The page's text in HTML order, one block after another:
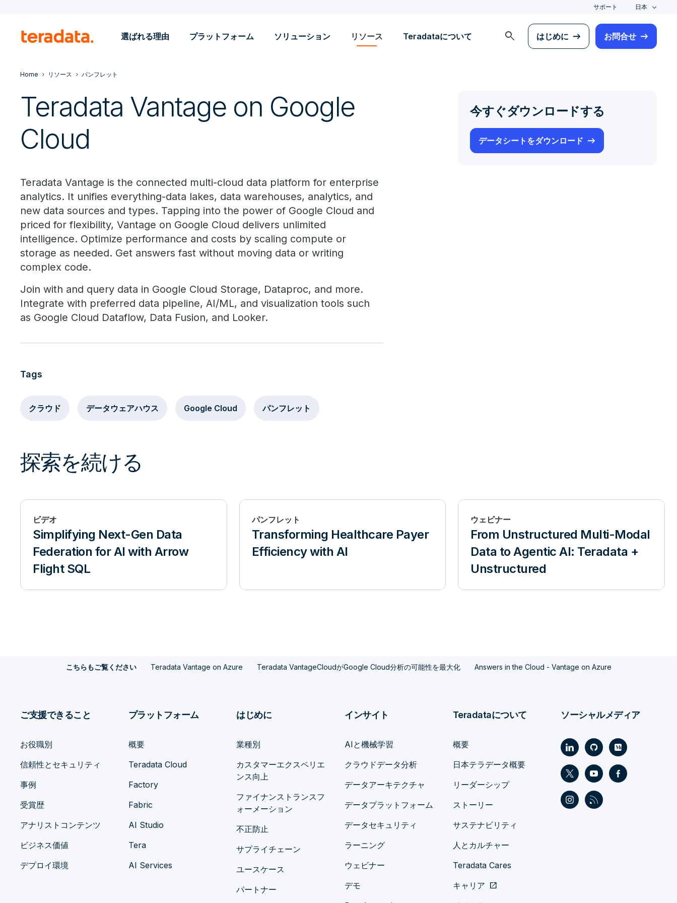
サポート 日本
選ばれる理由 プラットフォーム ソリューション リソース Teradataについて search はじめに お問合せ
Home リソース パンフレット
Teradata Vantage on Google
Cloud
Teradata Vantage is the connected multi-cloud data platform for enterprise
analytics. It unifies everything-data lakes, data warehouses, analytics, and
new data sources and types. Tapping into the power of Google Cloud and
priced for flexibility, Vantage on Google Cloud delivers unlimited
intelligence. Optimize performance and costs by scaling compute or
storage as needed. Get answers fast without moving data or writing
complex code.
Join with and query data in Google Cloud Storage, Dataproc, and more.
Integrate with preferred data pipeline, AI/ML, and visualization tools such
as Google Cloud Dataflow, Data Fusion, and Looker.
今すぐダウンロードする
データシートをダウンロード
Tags
クラウド データウェアハウス Google Cloud パンフレット
探索を続ける
ビデオ
Simplifying Next-Gen Data
Federation for AI with Arrow
Flight SQL
パンフレット
Transforming Healthcare Payer
Efficiency with AI
ウェビナー
From Unstructured Multi-Modal
Data to Agentic AI: Teradata +
Unstructured
こちらもご覧ください Teradata Vantage on Azure Teradata VantageCloudがGoogle Cloud分析の可能性を最大化 Answers in the Cloud - Vantage on Azure
ご支援できること
お役職別
信頼性とセキュリティ
事例
受賞歴
アナリストコンテンツ
ビジネス価値
デプロイ環境
プラットフォーム
概要
Teradata Cloud
Factory
Fabric
AI Studio
Tera
AI Services
はじめに
業種別
カスタマーエクスペリエ
ンス向上
ファイナンストランスフ
ォーメーション
不正防止
サプライチェーン
ユースケース
パートナー
インサイト
AIと機械学習
クラウドデータ分析
データアーキテクチャ
データプラットフォーム
データセキュリティ
ラーニング
ウェビナー
デモ
Teradataについて
概要
日本テラデータ概要
リーダーシップ
ストーリー
サステナビリティ
人とカルチャー
Teradata Cares
キャリア open_in_new
ソーシャルメディア